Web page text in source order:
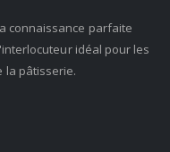
connaissance parfaite
idéal pour les
la pâtisserie.